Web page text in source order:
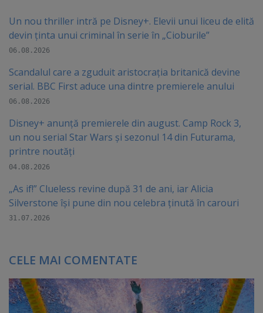
Un nou thriller intră pe Disney+. Elevii unui liceu de elită
devin ținta unui criminal în serie în „Cioburile”
06.08.2026
Scandalul care a zguduit aristocrația britanică devine
serial. BBC First aduce una dintre premierele anului
06.08.2026
Disney+ anunță premierele din august. Camp Rock 3,
un nou serial Star Wars și sezonul 14 din Futurama,
printre noutăți
04.08.2026
„As if!” Clueless revine după 31 de ani, iar Alicia
Silverstone își pune din nou celebra ținută în carouri
31.07.2026
CELE MAI COMENTATE